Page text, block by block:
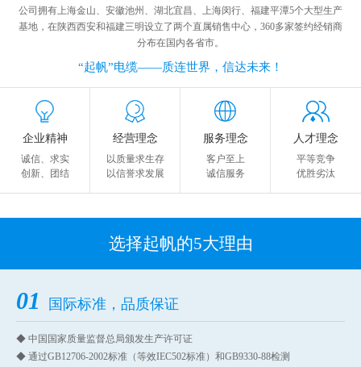
公司拥有上海金山、安徽池州、湖北宜昌、上海闵行、福建平潭5个大型生产
基地，在陕西西安和福建三明设立了两个直属销售中心，360多家签约经销商
分布在国内各省市。
“起帆”电缆——质连世界，信达未来！
企业精神
诚信、求实
创新、团结
经营理念
以质量求生存
以信誉求发展
服务理念
客户至上
诚信服务
人才理念
平等竞争
优胜劣汰
选择起帆的5大理由
01 国际标准，品质保证
◆ 中国国家质量监督总局颁发生产许可证
◆ 通过GB12706-2002标准（等效IEC502标准）和GB9330-88检测